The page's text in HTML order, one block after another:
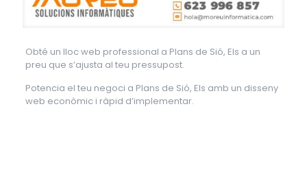
Obté un lloc web professional a Plans de Sió, Els a un
preu que s’ajusta al teu pressupost.
Potencia el teu negoci a Plans de Sió, Els amb un disseny
web econòmic i ràpid d’implementar.